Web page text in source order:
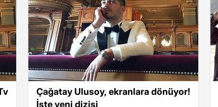
Çağatay Ulusoy, ekranlara dönüyor!
İşte yeni dizisi